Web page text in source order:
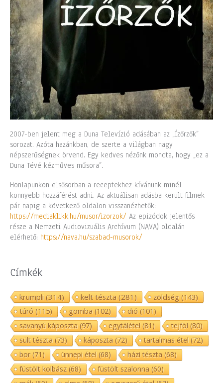
2007-ben jelent meg a Duna Televízió adásában az „Ízőrzők”
sorozat. Azóta hazánkban, de szerte a világban nagy
népszerűségnek örvend. Egy kedves nézőnk mondta, hogy „ez a
Duna Tévé kézműves műsora”.
Honlapunkon elsősorban a receptekhez kívánunk minél
könnyebb hozzáférést adni. Az aktuálisan adásba került filmek
pár napig a következő oldalon visszanézhetők:
https://mediaklikk.hu/musor/izorzok/ Az epizódok jelentős
része a Nemzeti Audiovizuális Archívum (NAVA) oldalán
elérhető: https://nava.hu/szabad-musorok/
Címkék
krumpli (314) kelt tészta (281) zöldség (143)
túró (115) gomba (102) dió (101)
savanyú káposzta (97) egytálétel (81) tejföl (80)
sült tészta (73) káposzta (72) tartalmas étel (72)
bor(71) ünnepi étel (68) házi tészta (68)
füstölt kolbász(68) füstölt szalonna (60)